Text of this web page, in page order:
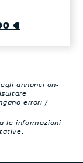
€
annunci on-
errori /
le informazioni